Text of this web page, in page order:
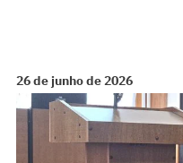
26 de junho de 2026